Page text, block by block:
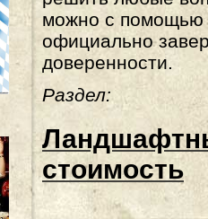
можно с помощью
официально
доверенности.
Раздел:
стоимость